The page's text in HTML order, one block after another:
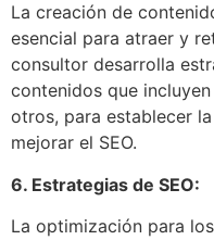
La creación de
esencial para atraer y
consultor desarrolla
contenidos que
otros, para establecer
mejorar el SEO.
6. Estrategias de SEO:
La optimización para